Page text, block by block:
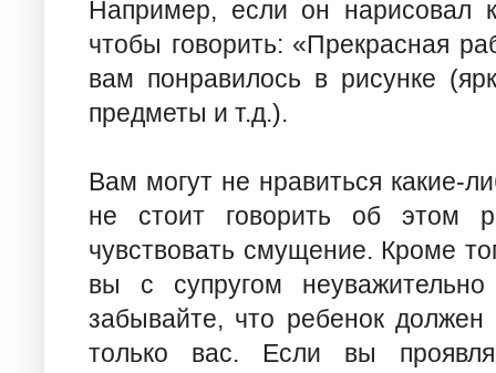
Например, если он нарисовал
чтобы говорить: «Прекрасная
вам понравилось в рисунке
предметы и т.д.).
Вам могут не нравиться какие-
не стоит говорить об этом
чувствовать смущение. Кроме
вы с супругом
забывайте, что ребенок
только вас. Если вы